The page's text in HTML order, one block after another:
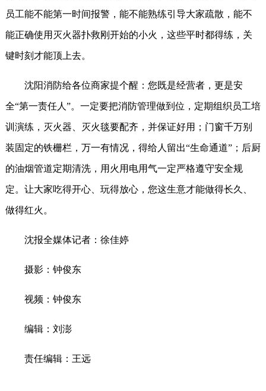
员工能不能第一时间报警，能不能熟练引导大家疏散，能不
能正确使用灭火器扑救刚开始的小火，这些平时都得练，关
键时刻才能顶上去。
沈阳消防给各位商家提个醒：您既是经营者，更是安
全“第一责任人”。一定要把消防管理做到位，定期组织员工培
训演练，灭火器、灭火毯要配齐，并保证好用；门窗千万别
装固定的铁栅栏，万一有情况，得给人留出“生命通道”；后厨
的油烟管道定期清洗，用火用电用气一定严格遵守安全规
定。让大家吃得开心、玩得放心，您这生意才能做得长久、
做得红火。
沈报全媒体记者：徐佳婷
摄影：钟俊东
视频：钟俊东
编辑：刘澎
责任编辑：王远